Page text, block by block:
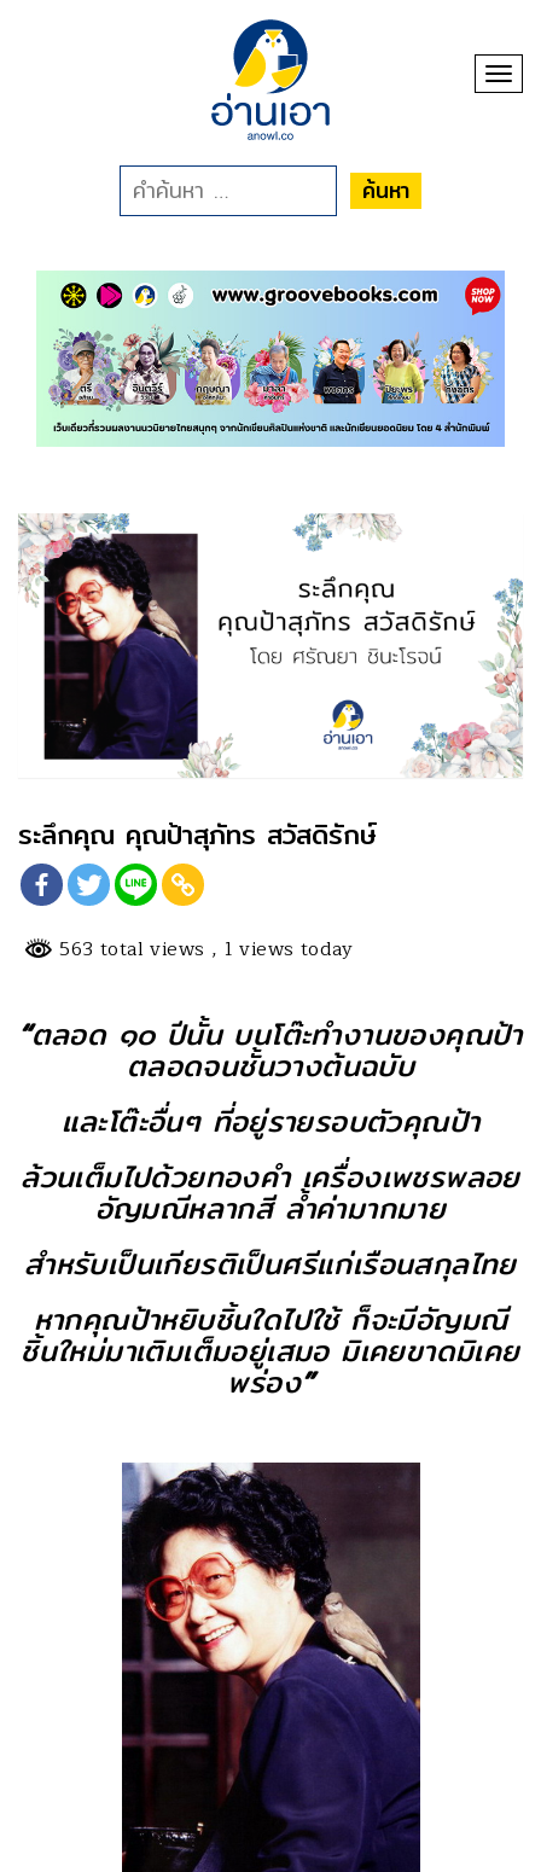
ค้นหา
ระลึกคุณ คุณป้าสุภัทร สวัสดิรักษ์
563 total views , 1 views today
“ตลอด ๑๐ ปีนั้น บนโต๊ะทำงานของคุณป้า
ตลอดจนชั้นวางต้นฉบับ
และโต๊ะอื่นๆ ที่อยู่รายรอบตัวคุณป้า
ล้วนเต็มไปด้วยทองคำ เครื่องเพชรพลอย
อัญมณีหลากสี ล้ำค่ามากมาย
สำหรับเป็นเกียรติเป็นศรีแก่เรือนสกุลไทย
หากคุณป้าหยิบชิ้นใดไปใช้ ก็จะมีอัญมณี
ชิ้นใหม่มาเติมเต็มอยู่เสมอ มิเคยขาดมิเคย
พร่อง”